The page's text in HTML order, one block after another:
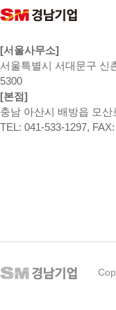
[서울사무소]
서울특별시 서대문구 신
5300
[본점]
충남 아산시 배방읍 모산
TEL: 041-533-1297,